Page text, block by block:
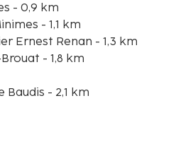
- 0,9 km
- 1,1 km
Ernest Renan - 1,3 km
- 1,8 km
Baudis - 2,1 km